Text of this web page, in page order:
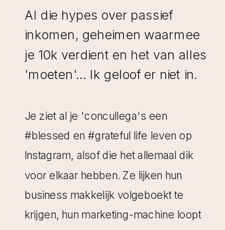
Je ziet al je 'concullega's een
#blessed en #grateful life leven op
Instagram, alsof die het allemaal dik
voor elkaar hebben. Ze lijken hun
business makkelijk volgeboekt te
krijgen, hun marketing-machine loopt
Al die hypes over passief
inkomen, geheimen waarmee
je 10k verdient en het van alles
'moeten'... Ik geloof er niet in.